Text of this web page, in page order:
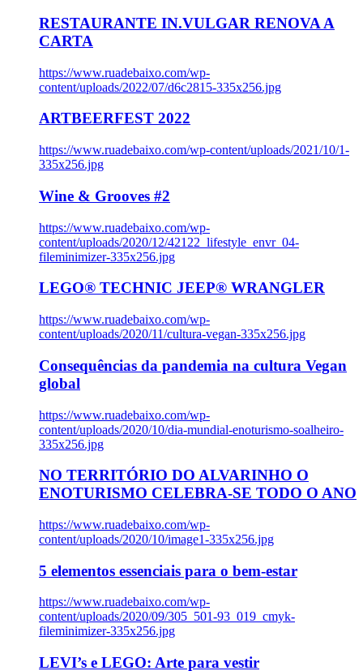
RESTAURANTE IN.VULGAR RENOVA A
CARTA
https://www.ruadebaixo.com/wp-
content/uploads/2022/07/d6c2815-335x256.jpg
ARTBEERFEST 2022
https://www.ruadebaixo.com/wp-content/uploads/2021/10/1-
335x256.jpg
Wine & Grooves #2
https://www.ruadebaixo.com/wp-
content/uploads/2020/12/42122_lifestyle_envr_04-
fileminimizer-335x256.jpg
LEGO® TECHNIC JEEP® WRANGLER
https://www.ruadebaixo.com/wp-
content/uploads/2020/11/cultura-vegan-335x256.jpg
Consequências da pandemia na cultura Vegan
global
https://www.ruadebaixo.com/wp-
content/uploads/2020/10/dia-mundial-enoturismo-soalheiro-
335x256.jpg
NO TERRITÓRIO DO ALVARINHO O
ENOTURISMO CELEBRA-SE TODO O ANO
https://www.ruadebaixo.com/wp-
content/uploads/2020/10/image1-335x256.jpg
5 elementos essenciais para o bem-estar
https://www.ruadebaixo.com/wp-
content/uploads/2020/09/305_501-93_019_cmyk-
fileminimizer-335x256.jpg
LEVI’s e LEGO: Arte para vestir